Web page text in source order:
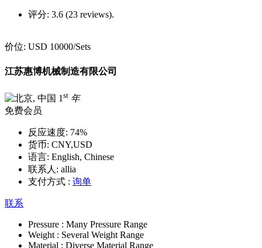
评分: 3.6 (23 reviews).
价位: USD 10000/Sets
江苏惠博机械制造有限公司
1 st 年
免费会员
反应速度: 74%
货币: CNY,USD
语言: English, Chinese
联系人: allia
支付方式 : 询单
联系
Pressure : Many Pressure Range
Weight : Several Weight Range
Material : Diverse Material Range